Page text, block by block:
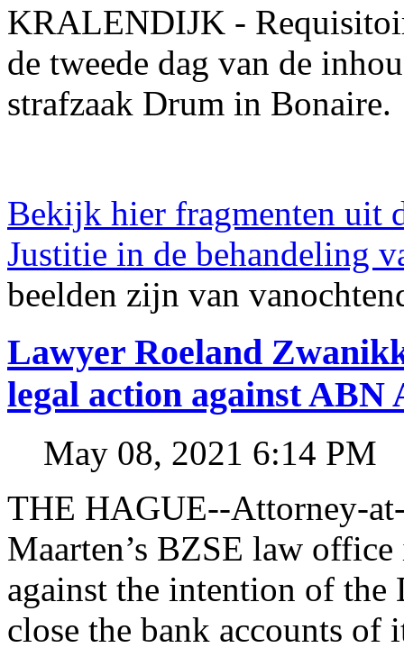
KRALENDIJK -
de tweede dag van de
strafzaak Drum in Bonaire.
Bekijk hier fragmenten uit
Justitie in de behandeling
beelden zijn van
Lawyer Roeland
legal action against
May 08, 2021 6:14 PM
THE HAGUE--Attorney-
Maarten’s BZSE law
against the intention of
close the bank accounts of